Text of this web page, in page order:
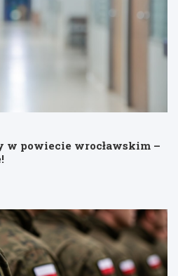
w powiecie wrocławskim –